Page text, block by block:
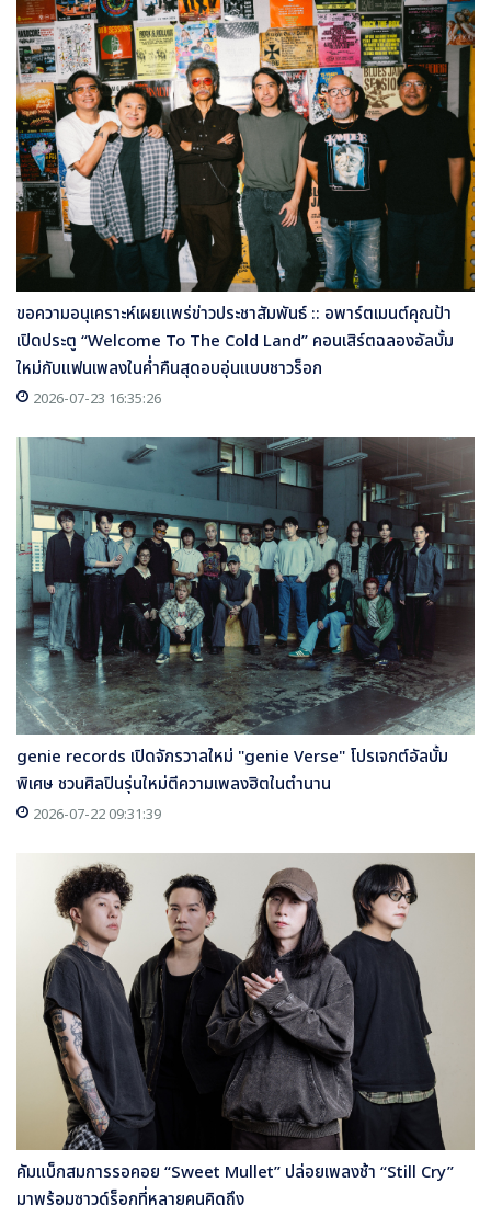
ขอความอนุเคราะห์เผยแพร่ข่าวประชาสัมพันธ์ :: อพาร์ตเมนต์คุณป้า
เปิดประตู “Welcome To The Cold Land” คอนเสิร์ตฉลองอัลบั้ม
ใหม่กับแฟนเพลงในค่ำคืนสุดอบอุ่นแบบชาวร็อก
2026-07-23 16:35:26
genie records เปิดจักรวาลใหม่ "genie Verse" โปรเจกต์อัลบั้ม
พิเศษ ชวนศิลปินรุ่นใหม่ตีความเพลงฮิตในตำนาน
2026-07-22 09:31:39
คัมแบ็กสมการรอคอย “Sweet Mullet” ปล่อยเพลงช้า “Still Cry”
มาพร้อมซาวด์ร็อกที่หลายคนคิดถึง